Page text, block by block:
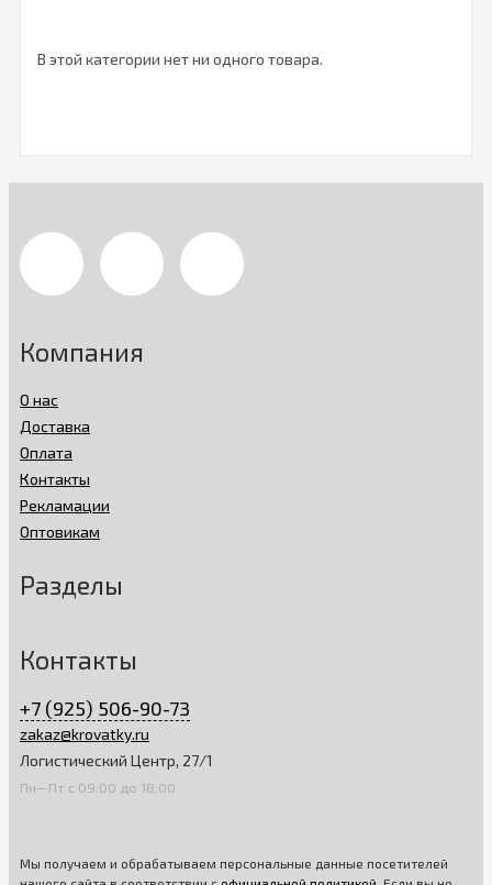
В этой категории нет ни одного товара.
Компания
О нас
Доставка
Оплата
Контакты
Рекламации
Оптовикам
Разделы
Контакты
+7 (925) 506-90-73
zakaz@krovatky.ru
Логистический Центр, 27/1
Пн—Пт с 09:00 до 18:00
Мы получаем и обрабатываем персональные данные посетителей